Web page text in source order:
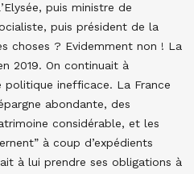
puis ministre de
puis président de la
choses ? Evidemment non ! La
2019. On continuait à
inefficace. La France
abondante, des
considérable, et les
à coup d’expédients
à lui prendre ses obligations à